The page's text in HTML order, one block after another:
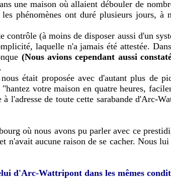
une maison où allaient débouler de
phénomènes ont duré plusieurs jours, à
(à moins de disposer aussi d'un
laquelle n'a jamais été attestée.
(Nous avions cependant aussi
était proposée avec d'autant plus de
votre maison en quatre heures,
de toute cette sarabande d'Arc-
où nous avons pu parler avec ce
aucune raison de se cacher. Nous
d'Arc-Wattripont dans les mêmes